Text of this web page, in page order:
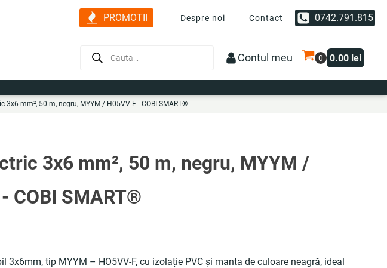
PROMOTII Despre noi Contact 0742.791.815
Products
Contul meu 0.00 lei
3x6 mm², 50 m, negru, MYYM / H05VV-F - COBI SMART®
3x6 mm², 50 m, negru, MYYM /
COBI SMART®
3x6mm, tip MYYM – HO5VV-F, cu izolație PVC și manta de culoare neagră, ideal